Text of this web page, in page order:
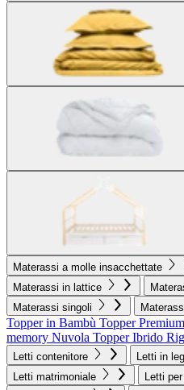
Materassi a molle insacchettate
Materassi in lattice
Materassi singoli
Topper in Bambù Topper Premium
memory Nuvola Topper Ibrido
Letti contenitore Letti in
Letti matrimoniale
Letti